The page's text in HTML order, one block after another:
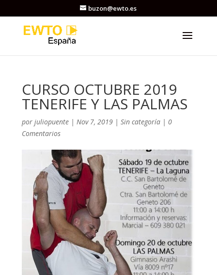
buzon@ewto.es
CURSO OCTUBRE 2019
TENERIFE Y LAS PALMAS
por juliopuente| Nov 7, 2019| Sin categoría| 0
Comentarios